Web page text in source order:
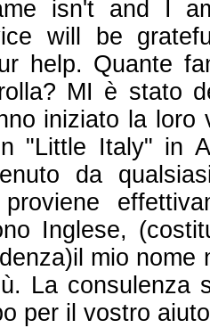
isn't and I
will be
help. Quante
MI è stato
iniziato la
"Little Italy" in
da
Inglese,
mio
La consulenza
per il vostro